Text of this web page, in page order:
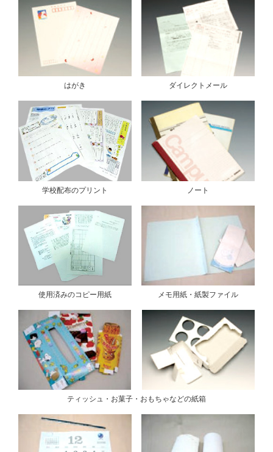
はがき ダイレクトメール
学校配布のプリント ノート
使用済みのコピー用紙 メモ用紙・紙製ファイル
ティッシュ・お菓子・おもちゃなどの紙箱